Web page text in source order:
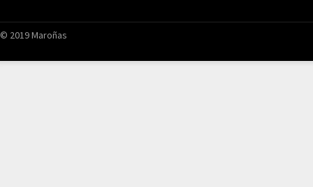
© 2019 Maroñas